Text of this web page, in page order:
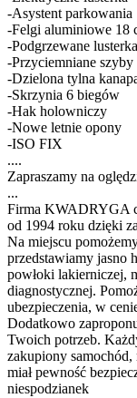
-Asystent parkowania
-Felgi aluminiowe 18
-Podgrzewane
-Przyciemniane szyby
-Dzielona tylna
-Skrzynia 6 biegów
-Hak holowniczy
-Nowe letnie opony
-ISO FIX
....
Zapraszamy na
...
Firma KWADRYGA
od 1994 roku dzięki
Na miejscu
przedstawiamy jasno
powłoki lakierniczej,
diagnostycznej.
ubezpieczenia, w
Dodatkowo
Twoich potrzeb.
zakupiony
miał pewność
niespodzianek